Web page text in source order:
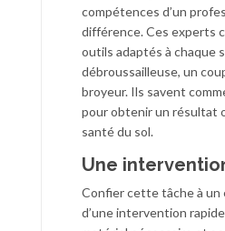
compétences d’un
différence. Ces experts
outils adaptés à chaque
débroussailleuse, un
broyeur. Ils savent
pour obtenir un résultat
santé du sol.
Une
Confier cette tâche à
d’une intervention